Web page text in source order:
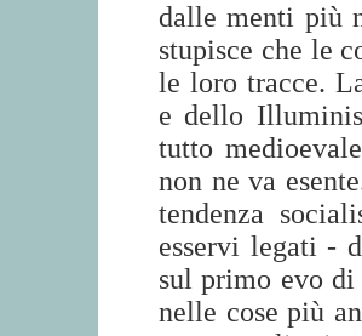
dalle menti più
stupisce che le
le loro tracce.
e dello
tutto
non ne va
tendenza
esservi legati -
sul primo evo
nelle cose più